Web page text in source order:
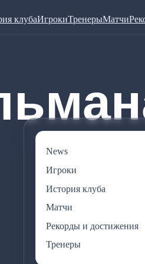
клубаИгрокиТренерыМатчи
News
Игроки
История клуба
Матчи
Рекорды и достижения
Тренеры